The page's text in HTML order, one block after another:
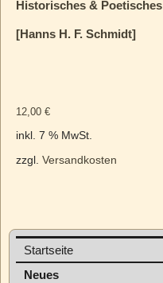
Historisches & Poetisches
[Hanns H. F. Schmidt]
12,00 €
inkl. 7 % MwSt.
zzgl. Versandkosten
Startseite
Neues